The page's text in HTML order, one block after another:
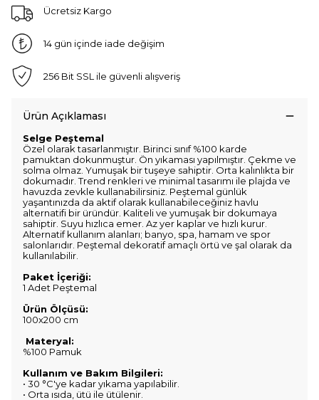
Ücretsiz Kargo
14 gün içinde iade değişim
256 Bit SSL ile güvenli alışveriş
Ürün Açıklaması
Selge Peştemal
Özel olarak tasarlanmıştır. Birinci sınıf %100 karde
pamuktan dokunmuştur. Ön yıkaması yapılmıştır. Çekme ve
solma olmaz. Yumuşak bir tuşeye sahiptir. Orta kalınlıkta bir
dokumadır. Trend renkleri ve minimal tasarımı ile plajda ve
havuzda zevkle kullanabilirsiniz. Peştemal günlük
yaşantınızda da aktif olarak kullanabileceğiniz havlu
alternatifi bir üründür. Kaliteli ve yumuşak bir dokumaya
sahiptir. Suyu hızlıca emer. Az yer kaplar ve hızlı kurur.
Alternatif kullanım alanları; banyo, spa, hamam ve spor
salonlarıdır. Peştemal dekoratif amaçlı örtü ve şal olarak da
kullanılabilir.
Paket İçeriği:
1 Adet Peştemal
Ürün Ölçüsü:
100x200 cm
Materyal:
%100 Pamuk
Kullanım ve Bakım Bilgileri:
• 30 °C'ye kadar yıkama yapılabilir.
• Orta ısıda, ütü ile ütülenir.